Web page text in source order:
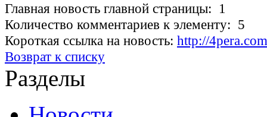
Главная новость главной страницы: 1
Количество комментариев к элементу: 5
Короткая ссылка на новость: http://
Возврат к списку
Разделы